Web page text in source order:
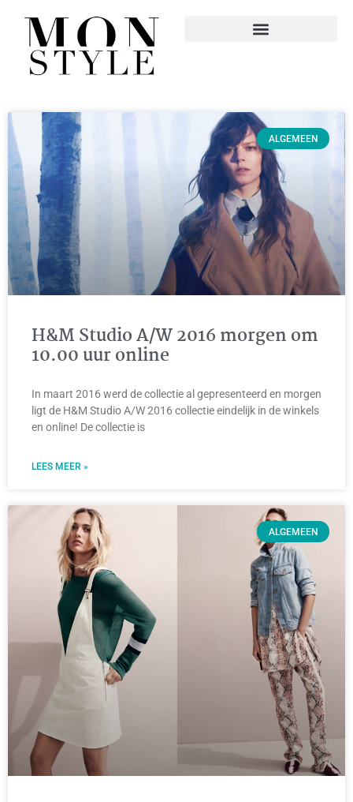
ALGEMEEN
H&M Studio A/W 2016 morgen om
10.00 uur online
In maart 2016 werd de collectie al gepresenteerd en morgen
ligt de H&M Studio A/W 2016 collectie eindelijk in de winkels
en online! De collectie is
LEES MEER »
ALGEMEEN